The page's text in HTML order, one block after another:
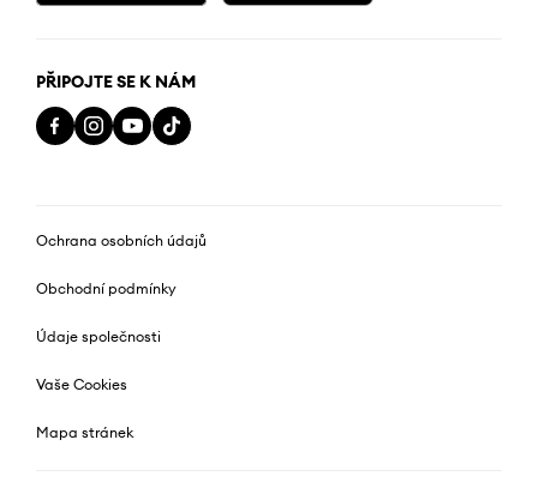
PŘIPOJTE SE K NÁM
Ochrana osobních údajů
Obchodní podmínky
Údaje společnosti
Vaše Cookies
Mapa stránek